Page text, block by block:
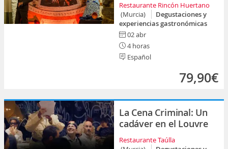
Restaurante Rincón Huertano
(Murcia)
Degustaciones y
experiencias gastronómicas
02 abr
4 horas
Español
79,90€
La Cena Criminal: Un
cadáver en el Louvre
Restaurante Taúlla